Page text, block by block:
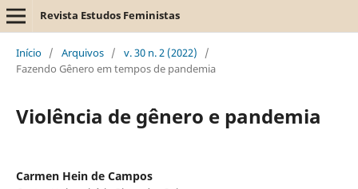
Revista Estudos Feministas
Início / Arquivos / v. 30 n. 2 (2022)
/
Fazendo Gênero em tempos de pandemia
Violência de gênero e pandemia
Carmen Hein de Campos